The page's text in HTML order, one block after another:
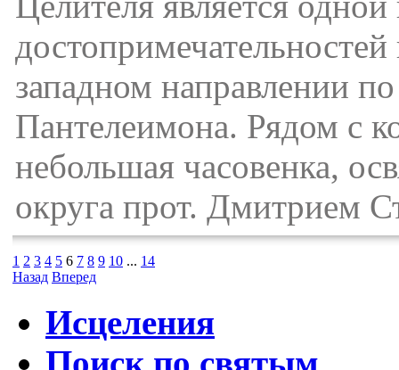
западном направлении
Пантелеимона. Рядом с
небольшая часовенка,
округа прот. Дмитрием
1 2 3 4 5 6 7 8 9 10 ... 14
Назад Вперед
Исцеления